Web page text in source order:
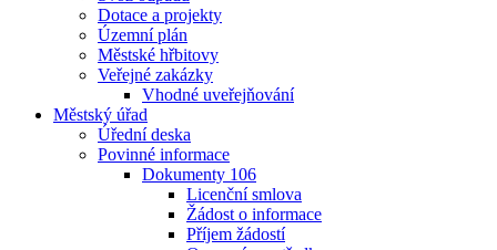
Dotace a projekty
Územní plán
Městské hřbitovy
Veřejné zakázky
Vhodné uveřejňování
Městský úřad
Úřední deska
Povinné informace
Dokumenty 106
Licenční smlova
Žádost o informace
Příjem žádostí